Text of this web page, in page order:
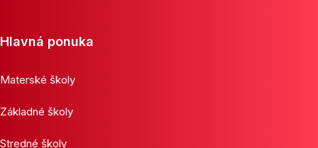
Hlavná ponuka
Materské školy
Základné školy
Stredné školy